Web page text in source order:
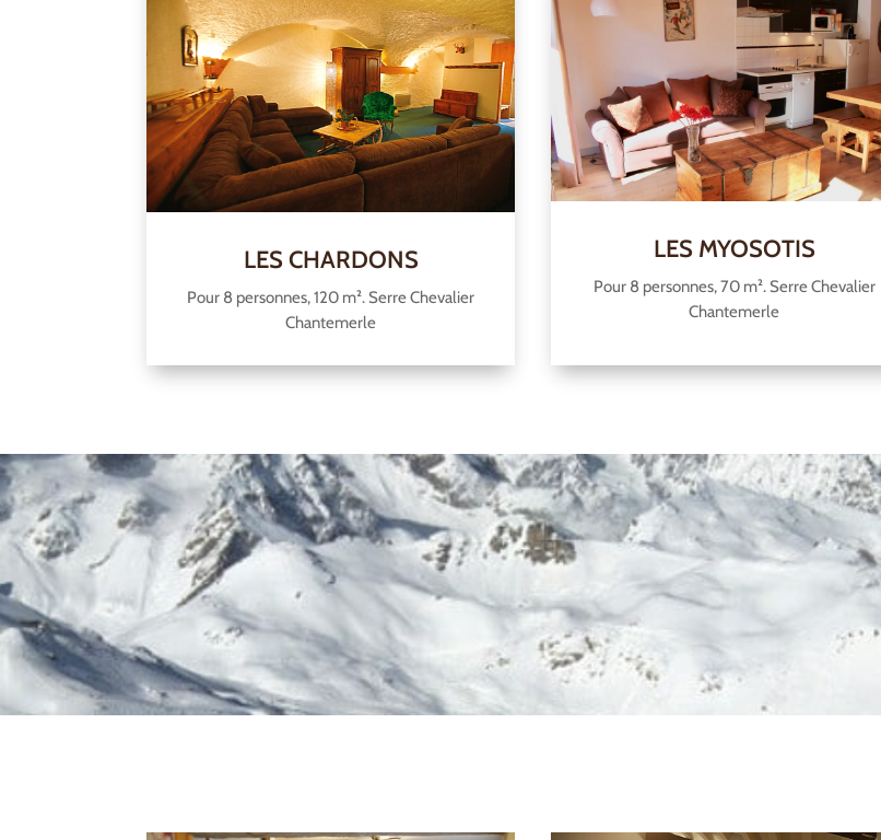
LES CHARDONS
Pour 8 personnes, 120 m². Serre Chevalier
Chantemerle
LES MYOSOTIS
Pour 8 personnes, 70 m². Serre Chevalier
Chantemerle